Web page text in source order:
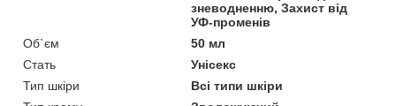
зневодненню, Захист від
УФ-променів
Об`єм
50 мл
Стать
Унісекс
Тип шкіри
Всі типи шкіри